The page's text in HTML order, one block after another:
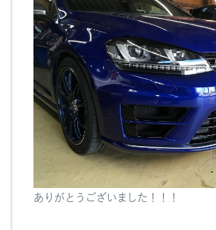
ありがとうございました！！！